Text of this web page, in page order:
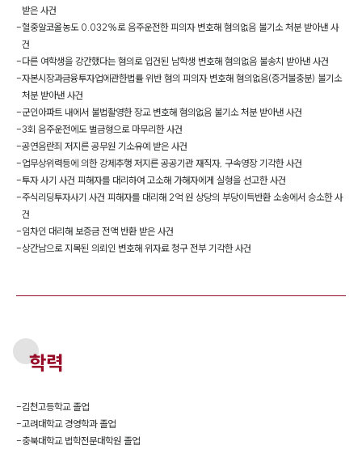
받은 사건
-혈중알코올농도 0.032%로 음주운전한 피의자 변호해 혐의없음 불기소 처분 받아낸 사
건
-다른 여학생을 강간했다는 혐의로 입건된 남학생 변호해 혐의없음 불송치 받아낸 사건
-자본시장과금융투자업에관한법률 위반 혐의 피의자 변호해 혐의없음(증거불충분) 불기소
처분 받아낸 사건
-군인아파트 내에서 불법촬영한 장교 변호해 혐의없음 불기소 처분 받아낸 사건
-3회 음주운전에도 벌금형으로 마무리한 사건
-공연음란죄 저지른 공무원 기소유예 받은 사건
-업무상위력등에 의한 강제추행 저지른 공공기관 재직자, 구속영장 기각한 사건
-투자 사기 사건 피해자를 대리하여 고소해 가해자에게 실형을 선고한 사건
-주식리딩투자사기 사건 피해자를 대리해 2억 원 상당의 부당이득반환 소송에서 승소한 사
건
-임차인 대리해 보증금 전액 반환 받은 사건
-상간남으로 지목된 의뢰인 변호해 위자료 청구 전부 기각한 사건
학력
-김천고등학교 졸업
-고려대학교 경영학과 졸업
-충북대학교 법학전문대학원 졸업